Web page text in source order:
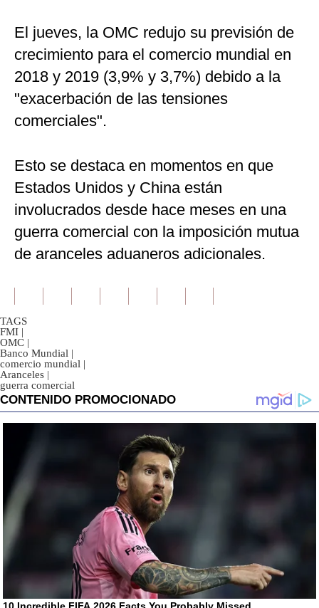
El jueves, la OMC redujo su previsión de
crecimiento para el comercio mundial en
2018 y 2019 (3,9% y 3,7%) debido a la
"exacerbación de las tensiones
comerciales".
Esto se destaca en momentos en que
Estados Unidos y China están
involucrados desde hace meses en una
guerra comercial con la imposición mutua
de aranceles aduaneros adicionales.
TAGS
FMI |
OMC |
Banco Mundial |
comercio mundial |
Aranceles |
guerra comercial